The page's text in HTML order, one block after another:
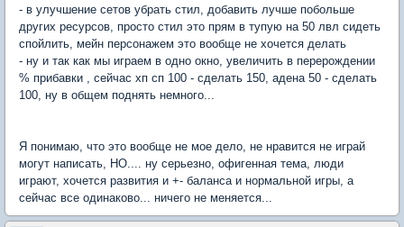
- в улучшение сетов убрать стил, добавить лучше побольше
других ресурсов, просто стил это прям в тупую на 50 лвл сидеть
спойлить, мейн персонажем это вообще не хочется делать
- ну и так как мы играем в одно окно, увеличить в перерождении
% прибавки , сейчас хп сп 100 - сделать 150, адена 50 - сделать
100, ну в общем поднять немного...
Я понимаю, что это вообще не мое дело, не нравится не играй
могут написать, НО.... ну серьезно, офигенная тема, люди
играют, хочется развития и +- баланса и нормальной игры, а
сейчас все одинаково... ничего не меняется...